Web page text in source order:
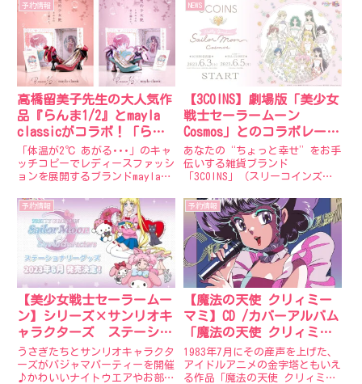
予約情報
高橋留美子先生の大人気作
品『らんま1/2』とmayla
classicがコラボ！「らん
ま」と「シャンプー」を表
現したフェミニンなパンプ
ス 2022年2月10日（木）
12：00より受注生産受付開
始！
「体温が2℃ あがる･･･」のキャ
ッチコピーでレディースファッシ
ョンを展開するブランドmayla
作品『らんま1/2』コラボレーシ
ョンシューズ受注生産販売の受付
を2022年2月10日（木）12：00よ
り開...
NEWS
【3COINS】劇場版「美少女
戦士セーラームーン
Cosmos」とのコラボレーシ
ョンアイテム第一弾を発
売！
あなたの“ちょっと幸せ”をお手
伝いする雑貨ブランド
「3COINS」（スリーコインズ）
公開の、劇場版「美少女戦士セー
ラームーンCosmos」とコラボレ
ーションしたアイテムを6月3日
（土）より販売開始します。
（...
予約情報
【美少女戦士セーラームー
ン】シリーズ×サンリオキ
ャラクターズ ステーショ
ナリーグッズが６月に発
売！
うさぎたちとサンリオキャラクタ
ーズがパジャマパーティーを開催
♪かわいいナイトウエアやお部屋
予約情報
【魔法の天使 クリィミー
マミ】CD /カバーアルバム
「魔法の天使 クリィミー
マミ80’s J-POPヒッツ」
予約受付中！購入特典有り
1983年7月にその産声を上げた、
アイドルアニメの金字塔ともいえ
る作品「魔法の天使 クリィミー